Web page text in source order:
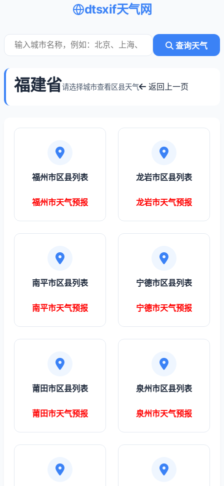
dtsxif天气网
查询天气
福建省请选择城市查看区县天气 返回上一页
福州市区县列表
福州市天气预报
龙岩市区县列表
龙岩市天气预报
南平市区县列表
南平市天气预报
宁德市区县列表
宁德市天气预报
莆田市区县列表
莆田市天气预报
泉州市区县列表
泉州市天气预报